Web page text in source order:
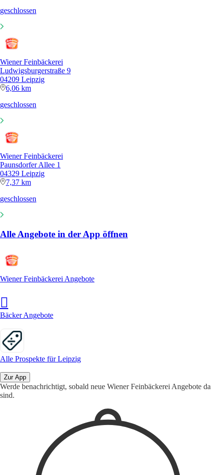
geschlossen
Wiener Feinbäckerei
Ludwigsburgerstraße 9
04209 Leipzig
6,06 km
geschlossen
Wiener Feinbäckerei
Paunsdorfer Allee 1
04329 Leipzig
7,37 km
geschlossen
Alle Angebote in der App öffnen
Wiener Feinbäckerei Angebote
Bäcker Angebote
Alle Prospekte für Leipzig
Zur App
Werde benachrichtigt, sobald neue Wiener Feinbäckerei Angebote da
sind.